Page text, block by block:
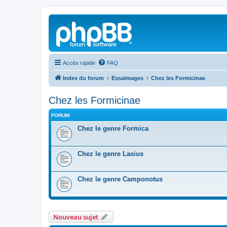
Accès rapide FAQ
Index du forum Essaimages Chez les Formicinae
Chez les Formicinae
FORUM
Chez le genre Formica
Chez le genre Lasius
Chez le genre Camponotus
Nouveau sujet